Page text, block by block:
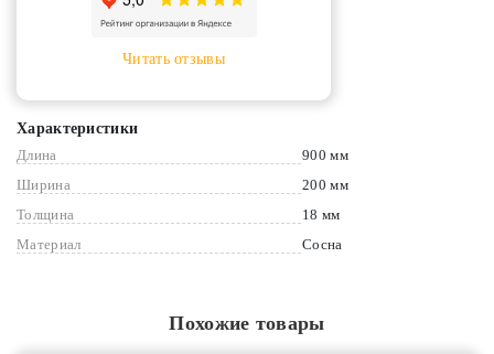
Читать отзывы
Характеристики
Длина
900 мм
Ширина
200 мм
Толщина
18 мм
Материал
Сосна
Похожие товары